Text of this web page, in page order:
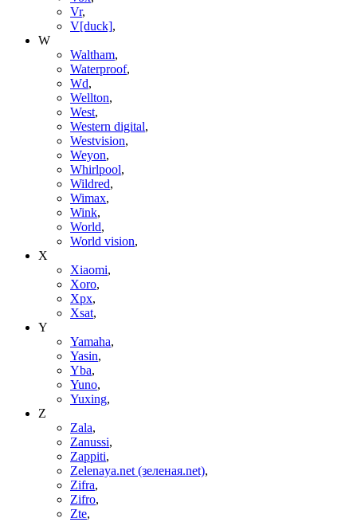
Vr,
V[duck],
W
Waltham,
Waterproof,
Wd,
Wellton,
West,
Western digital,
Westvision,
Weyon,
Whirlpool,
Wildred,
Wimax,
Wink,
World,
World vision,
X
Xiaomi,
Xoro,
Xpx,
Xsat,
Y
Yamaha,
Yasin,
Yba,
Yuno,
Yuxing,
Z
Zala,
Zanussi,
Zappiti,
Zelenaya.net (зеленая.net),
Zifra,
Zifro,
Zte,